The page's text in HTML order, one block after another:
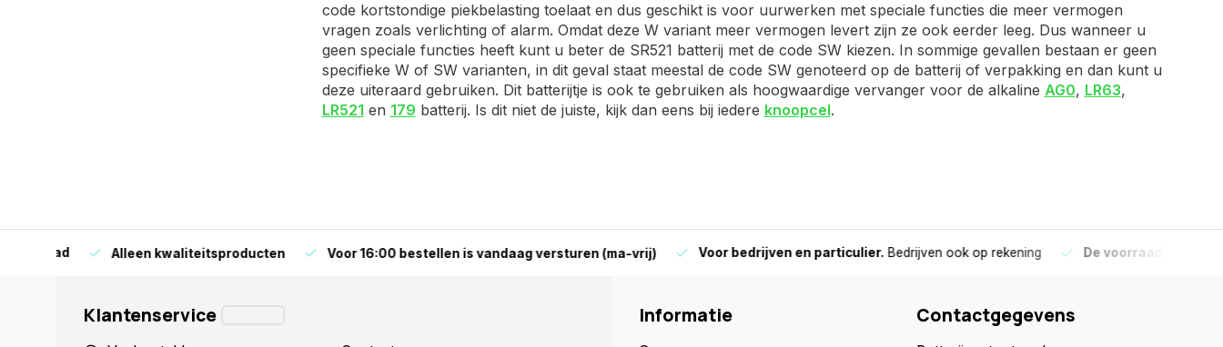
code kortstondige piekbelasting toelaat en dus geschikt is voor uurwerken met speciale functies die meer vermogen
vragen zoals verlichting of alarm. Omdat deze W variant meer vermogen levert zijn ze ook eerder leeg. Dus wanneer u
geen speciale functies heeft kunt u beter de SR521 batterij met de code SW kiezen. In sommige gevallen bestaan er geen
specifieke W of SW varianten, in dit geval staat meestal de code SW genoteerd op de batterij of verpakking en dan kunt u
deze uiteraard gebruiken. Dit batterijtje is ook te gebruiken als hoogwaardige vervanger voor de alkaline AG0, LR63,
LR521 en 179 batterij. Is dit niet de juiste, kijk dan eens bij iedere knoopcel.
Alleen kwaliteitsproducten Voor 16:00 bestellen is vandaag versturen (ma-vrij) Voor bedrijven en particulier.Bedrijven ook op rekening De voorraad die
Klantenservice Informatie Contactgegevens